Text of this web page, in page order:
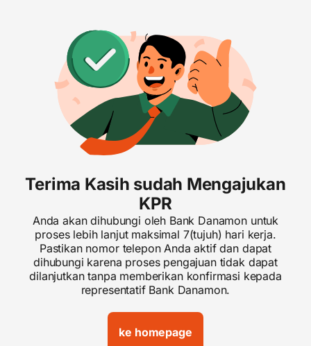
Terima Kasih sudah Mengajukan
KPR
Anda akan dihubungi oleh Bank Danamon untuk
proses lebih lanjut maksimal 7(tujuh) hari kerja.
Pastikan nomor telepon Anda aktif dan dapat
dihubungi karena proses pengajuan tidak dapat
dilanjutkan tanpa memberikan konfirmasi kepada
representatif Bank Danamon.
ke homepage